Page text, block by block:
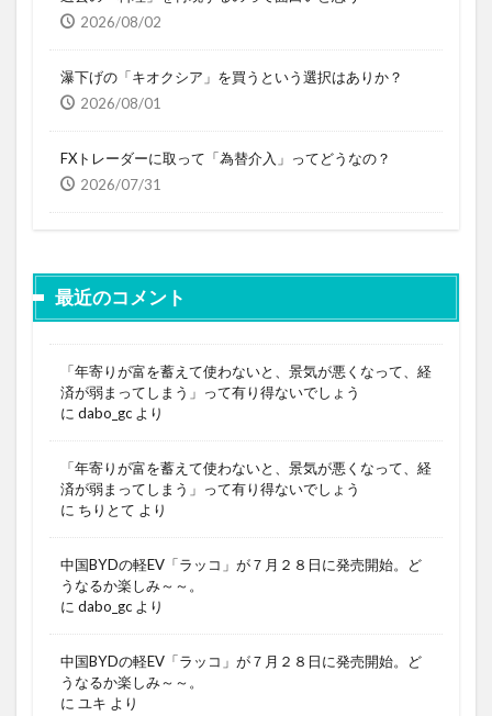
2026/08/02
瀑下げの「キオクシア」を買うという選択はありか？
2026/08/01
FXトレーダーに取って「為替介入」ってどうなの？
2026/07/31
最近のコメント
「年寄りが富を蓄えて使わないと、景気が悪くなって、経
済が弱まってしまう」って有り得ないでしょう
に dabo_gc より
「年寄りが富を蓄えて使わないと、景気が悪くなって、経
済が弱まってしまう」って有り得ないでしょう
に ちりとて より
中国BYDの軽EV「ラッコ」が７月２８日に発売開始。ど
うなるか楽しみ～～。
に dabo_gc より
中国BYDの軽EV「ラッコ」が７月２８日に発売開始。ど
うなるか楽しみ～～。
に ユキ より